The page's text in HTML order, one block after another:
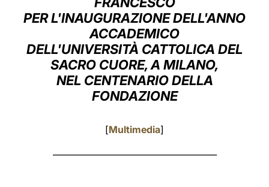
PER L'INAUGURAZIONE DELL'ANNO
ACCADEMICO
DELL'UNIVERSITÀ CATTOLICA DEL
SACRO CUORE, A MILANO,
NEL CENTENARIO DELLA
FONDAZIONE
[Multimedia]